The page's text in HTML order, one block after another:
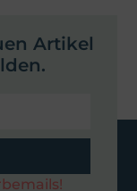
Artikel